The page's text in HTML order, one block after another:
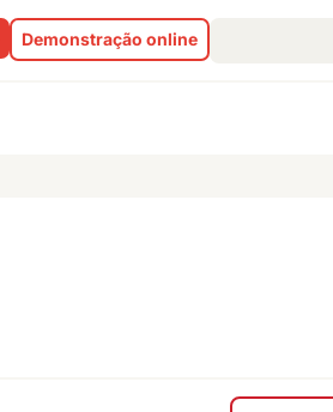
Search
...
Demonstração online